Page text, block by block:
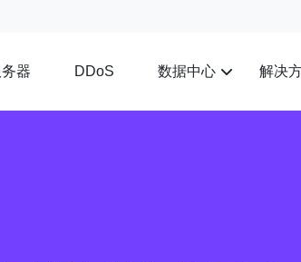
器 DDoS 数据中心 解决